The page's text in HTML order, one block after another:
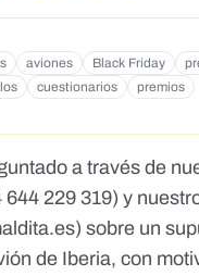
aviones Black Friday
cuestionarios
premios
a través de
229 319) y
) sobre un
de Iberia, con